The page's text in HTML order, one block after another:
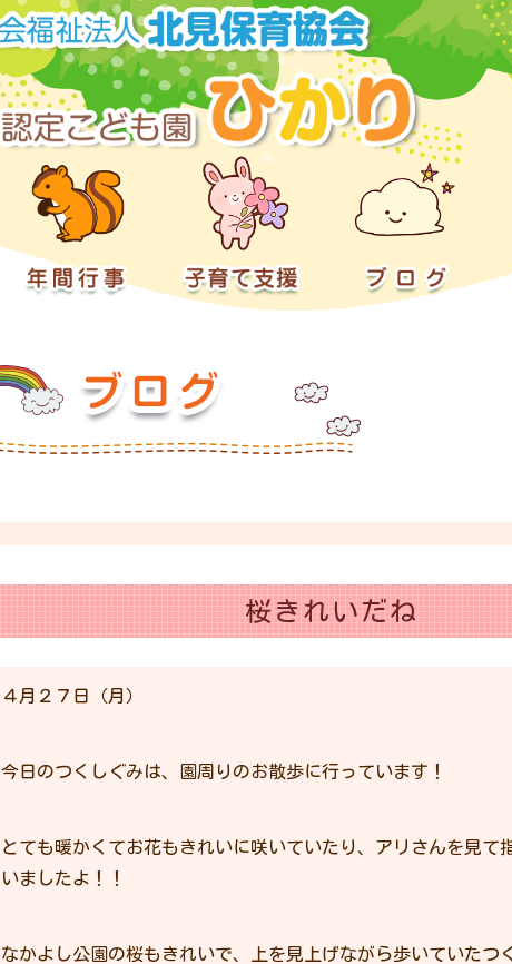
桜きれいだね
４月２７日（月）
今日のつくしぐみは、園周りのお散歩に行っています！
とても暖かくてお花もきれいに咲いていたり、アリさんを見て
いましたよ！！
なかよし公園の桜もきれいで、上を見上げながら歩いていたつ